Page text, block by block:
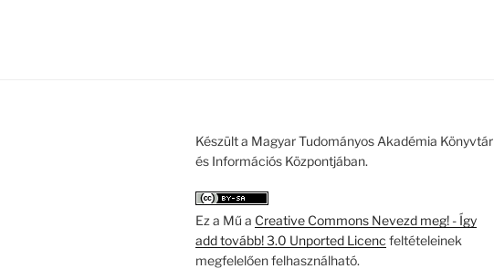
Készült a Magyar Tudományos Akadémia Könyvtár
és Információs Központjában.
Ez a Mű a Creative Commons Nevezd meg! - Így
add tovább! 3.0 Unported Licenc feltételeinek
megfelelően felhasználható.